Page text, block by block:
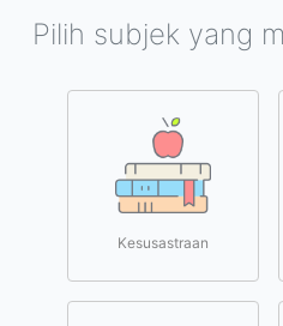
Pilih subjek yang
Kesusastraan